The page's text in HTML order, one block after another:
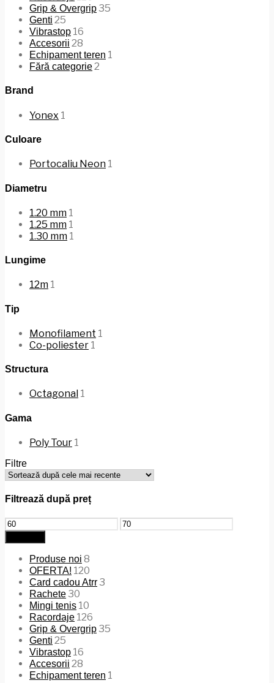
Grip & Overgrip35
Genti 25
Vibrastop 16
Accesorii 28
Echipament teren 1
Fără categorie2
Brand
Yonex 1
Culoare
Portocaliu Neon 1
Diametru
1.20 mm 1
1.25 mm 1
1.30 mm 1
Lungime
12m 1
Tip
Monofilament 1
Co-poliester 1
Structura
Octagonal 1
Gama
Poly Tour 1
Filtre
Filtrează după preț
Preț
minim
Preț
maxim
Produse noi 8
OFERTA! 120
Card cadou Atrr3
Rachete30
Mingi tenis 10
Racordaje 126
Grip & Overgrip35
Genti 25
Vibrastop 16
Accesorii 28
Echipament teren 1